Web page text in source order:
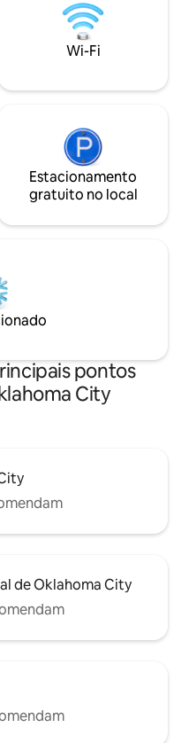
é
Wi-Fi
Estacionamento
gratuito no local
pontos
City
de Oklahoma City